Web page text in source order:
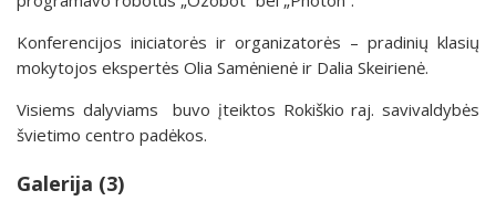
Konferencijos iniciatorės ir organizatorės – pradinių klasių
mokytojos ekspertės Olia Samėnienė ir Dalia Skeirienė.
Visiems dalyviams buvo įteiktos Rokiškio raj. savivaldybės
švietimo centro padėkos.
Galerija (3)